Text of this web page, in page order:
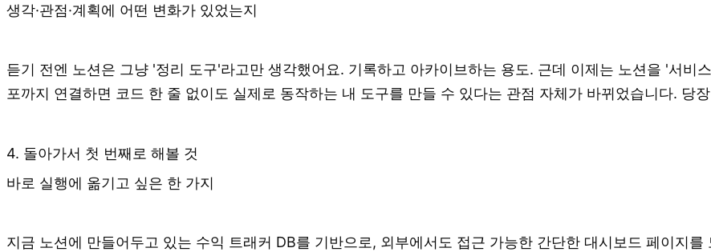
생각·관점·계획에 어떤 변화가 있었는지
듣기 전엔 노션은 그냥 '정리 도구'라고만 생각했어요. 기록하고 아카이브하는 용도. 근데 이제는 노션을 '서비
포까지 연결하면 코드 한 줄 없이도 실제로 동작하는 내 도구를 만들 수 있다는 관점 자체가 바뀌었습니다. 당
4. 돌아가서 첫 번째로 해볼 것
바로 실행에 옮기고 싶은 한 가지
지금 노션에 만들어두고 있는 수익 트래커 DB를 기반으로, 외부에서도 접근 가능한 간단한 대시보드 페이지